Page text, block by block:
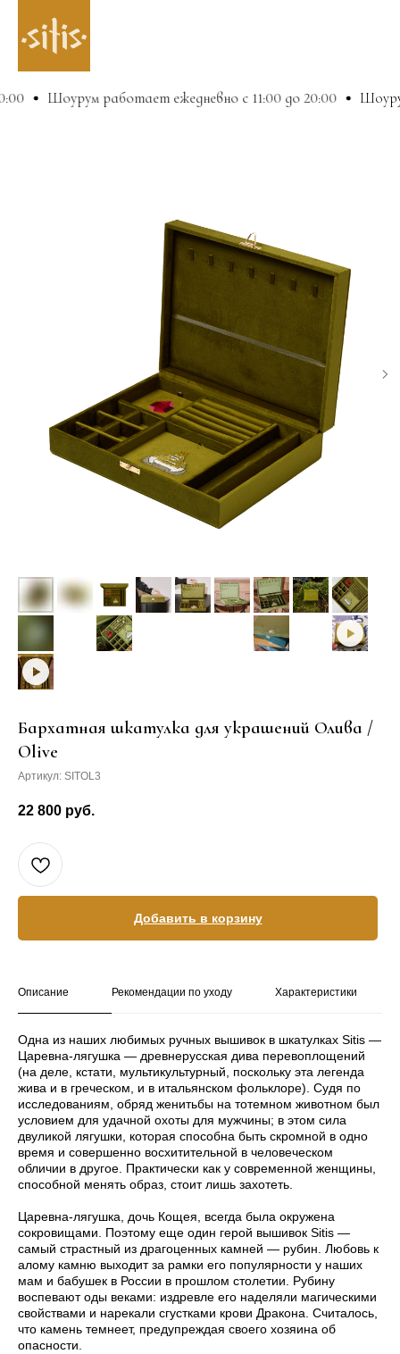
Шоурум работает ежедневно с 11:00 до 20:00 Шоурум
Бархатная шкатулка для украшений Олива /
Olive
Артикул: SITOL3
22 800 руб.
Добавить в корзину
Описание Рекомендации по уходу Характеристики
Одна из наших любимых ручных вышивок в шкатулках Sitis —
Царевна-лягушка — древнерусская дива перевоплощений
(на деле, кстати, мультикультурный, поскольку эта легенда
жива и в греческом, и в итальянском фольклоре). Судя по
исследованиям, обряд женитьбы на тотемном животном был
условием для удачной охоты для мужчины; в этом сила
двуликой лягушки, которая способна быть скромной в одно
время и совершенно восхитительной в человеческом
обличии в другое. Практически как у современной женщины,
способной менять образ, стоит лишь захотеть.
Царевна-лягушка, дочь Кощея, всегда была окружена
сокровищами. Поэтому еще один герой вышивок Sitis —
самый страстный из драгоценных камней — рубин. Любовь к
алому камню выходит за рамки его популярности у наших
мам и бабушек в России в прошлом столетии. Рубину
воспевают оды веками: издревле его наделяли магическими
свойствами и нарекали сгустками крови Дракона. Считалось,
что камень темнеет, предупреждая своего хозяина об
опасности.